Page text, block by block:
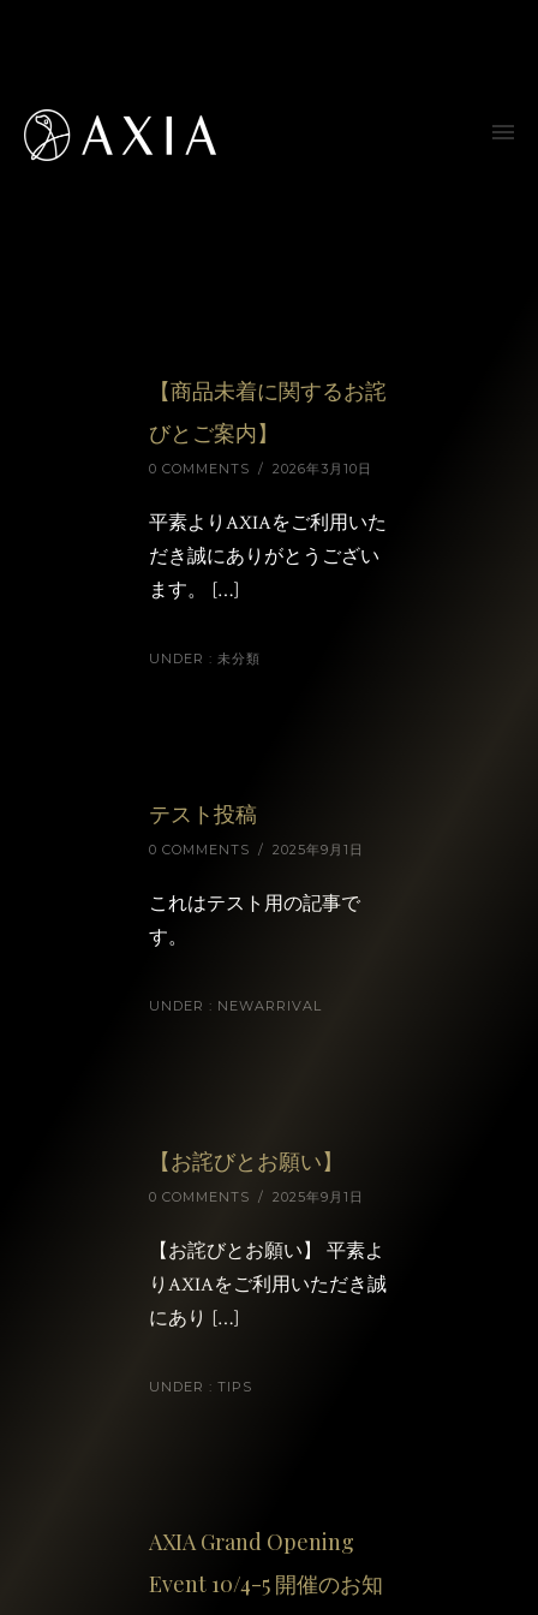
【商品未着に関するお詫
びとご案内】
0 COMMENTS / 2026年3月10日
平素よりAXIAをご利用いた
だき誠にありがとうござい
ます。 […]
UNDER : 未分類
テスト投稿
0 COMMENTS / 2025年9月1日
これはテスト用の記事で
す。
UNDER : NEWARRIVAL
【お詫びとお願い】
0 COMMENTS / 2025年9月1日
【お詫びとお願い】 平素よ
りAXIAをご利用いただき誠
にあり […]
UNDER : TIPS
AXIA Grand Opening
Event 10/4-5 開催のお知